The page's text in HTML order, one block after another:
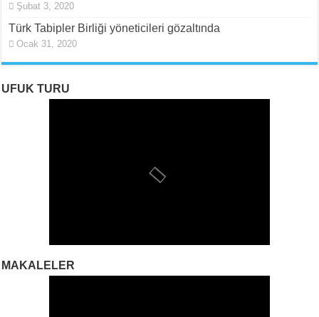
Şubat 3, 2020
Türk Tabipler Birliği yöneticileri gözaltında
Ocak 31, 2020
UFUK TURU
MAKALELER